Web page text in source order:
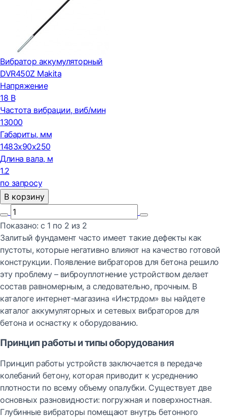
Вибратор аккумуляторный
DVR450Z Makita
Напряжение
18 В
Частота вибрации, виб/мин
13000
Габариты, мм
1483х90х250
Длина вала, м
1.2
по запросу
В корзину
Показано: с 1 по 2 из 2
Залитый фундамент часто имеет такие дефекты как
пустоты, которые негативно влияют на качество готовой
конструкции. Появление вибраторов для бетона решило
эту проблему – виброуплотнение устройством делает
состав равномерным, а следовательно, прочным. В
каталоге интернет-магазина «Инстрдом» вы найдете
каталог аккумуляторных и сетевых вибраторов для
бетона и оснастку к оборудованию.
Принцип работы и типы оборудования
Принцип работы устройств заключается в передаче
колебаний бетону, которая приводит к усреднению
плотности по всему объему опалубки. Существует две
основных разновидности: погружная и поверхностная.
Глубинные вибраторы помещают внутрь бетонного